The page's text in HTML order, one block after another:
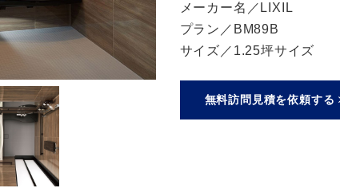
メーカー名／LIXIL
プラン／BM89B
サイズ／1.25坪サイズ
無料訪問見積を依頼する